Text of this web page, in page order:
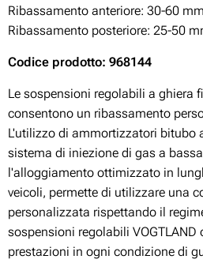
Ribassamento anteriore: 30-60
Ribassamento posteriore: 25-50
Codice prodotto: 968144
Le sospensioni regolabili a ghiera
consentono un ribassamento
L'utilizzo di ammortizzatori bitubo
sistema di iniezione di gas a
l'alloggiamento ottimizzato in
veicoli, permette di utilizzare una
personalizzata rispettando il
sospensioni regolabili
prestazioni in ogni condizione di